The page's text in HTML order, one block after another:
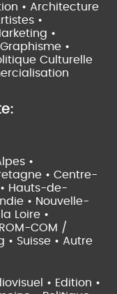
• Architecture
•
•
•
Culturelle
•
• Centre-
Hauts-de-
• Nouvelle-
Loire •
COM /
• Suisse • Autre
• Edition •